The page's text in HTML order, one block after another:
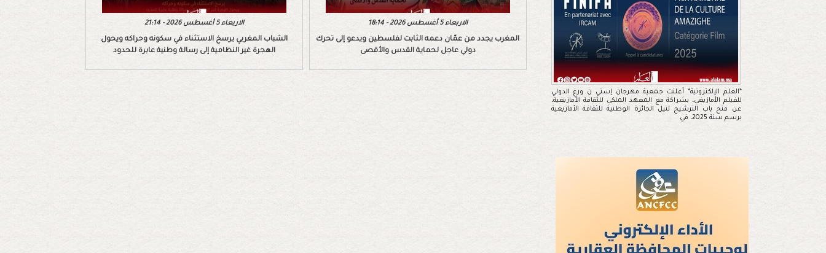
الاربعاء 5 أغسطس 2026 - 21:14
الشباب المغربي يرسخ الاستثناء في سكونه وحراكه ويحول
الهجرة غير النظامية إلى رسالة وطنية عابرة للحدود
الاربعاء 5 أغسطس 2026 - 18:14
المغرب يجدد من عمّان دعمه الثابت لفلسطين ويدعو إلى تحرك
دولي عاجل لحماية القدس والأقصى
*العلم الإلكترونية* أعلنت جمعية مهرجان إسني ن ورغ الدولي
للفيلم الأمازيغي، بشراكة مع المعهد الملكي للثقافة الأمازيغية،
عن فتح باب الترشيح لنيل الجائزة الوطنية للثقافة الأمازيغية
برسم سنة 2025، في